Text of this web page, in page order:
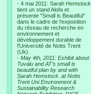
- 4 mai 2011: Sarah Hemstock
tient un stand Alofa et
présente "Small is Beautiful"
dans le cadre de l'exposition
du réseau de recherche en
environnement et
développement durable de
l'Université de Notts Trent
(Uk).
- May 4th, 2011: Exhibit about
Tuvalu and AT’s small is
beautiful plan by and with
Sarah Hemstock. at Notts
Trent Uni Environment &
Sustainability Research